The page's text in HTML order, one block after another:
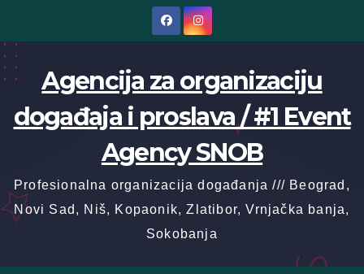
content
Agencija za organizaciju
događaja i proslava / #1 Event
Agency SNOB
Profesionalna organizacija događanja /// Beograd,
Novi Sad, Niš, Kopaonik, Zlatibor, Vrnjačka banja,
Sokobanja